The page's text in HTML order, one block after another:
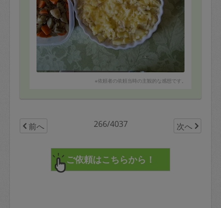
※依頼者の依頼当時の主観的な感想です。
前へ 266/4037 次へ